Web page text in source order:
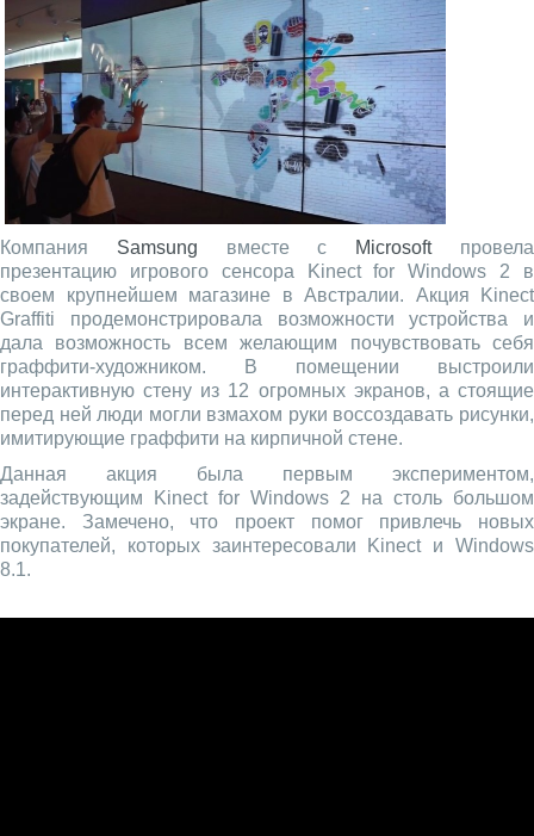
Компания Samsung вместе с Microsoftпровела
презентацию игрового сенсора Kinect for Windows 2 в
своем крупнейшем магазине в Австралии. Акция Kinect
Graffiti продемонстрировала возможности устройства и
дала возможность всем желающим почувствовать себя
граффити-художником. В помещении выстроили
интерактивную стену из 12 огромных экранов, а стоящие
перед ней люди могли взмахом руки воссоздавать рисунки,
имитирующие граффити на кирпичной стене.
Данная акция была первым экспериментом,
задействующим Kinect for Windows 2 на столь большом
экране. Замечено, что проект помог привлечь новых
покупателей, которых заинтересовали Kinect и Windows
8.1.